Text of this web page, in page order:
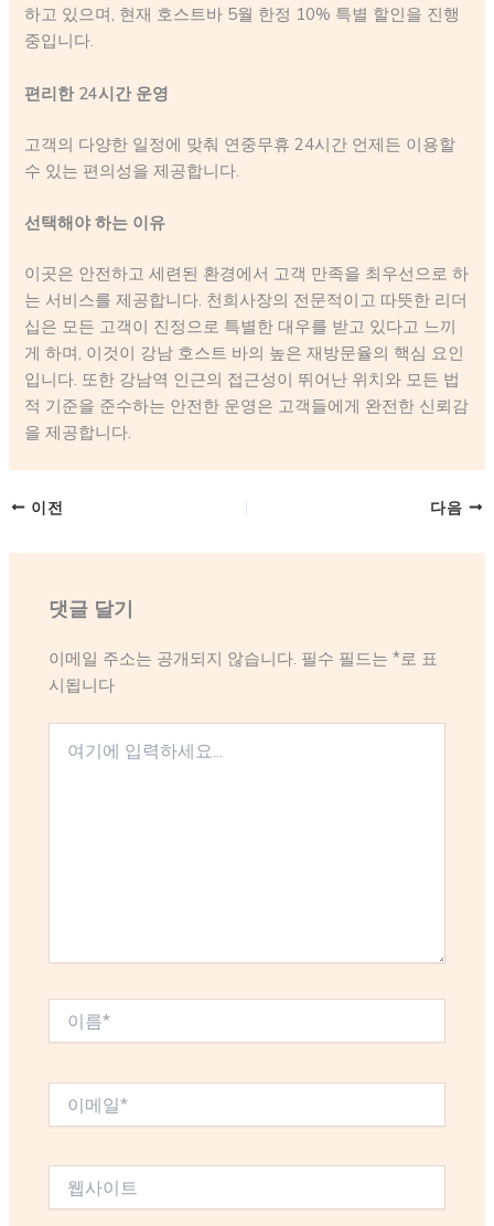
하고 있으며, 현재 호스트바 5월 한정 10% 특별 할인을 진행
중입니다.
편리한 24시간 운영
고객의 다양한 일정에 맞춰 연중무휴 24시간 언제든 이용할
수 있는 편의성을 제공합니다.
선택해야 하는 이유
이곳은 안전하고 세련된 환경에서 고객 만족을 최우선으로 하
는 서비스를 제공합니다. 천희사장의 전문적이고 따뜻한 리더
십은 모든 고객이 진정으로 특별한 대우를 받고 있다고 느끼
게 하며, 이것이 강남 호스트 바의 높은 재방문율의 핵심 요인
입니다. 또한 강남역 인근의 접근성이 뛰어난 위치와 모든 법
적 기준을 준수하는 안전한 운영은 고객들에게 완전한 신뢰감
을 제공합니다.
이전 다음
댓글 달기
이메일 주소는 공개되지 않습니다. 필수 필드는*로 표
시됩니다